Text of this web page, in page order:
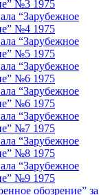
№3 1975
“Зарубежное
№4 1975
“Зарубежное
№5 1975
“Зарубежное
№6 1975
“Зарубежное
№6 1975
“Зарубежное
№7 1975
“Зарубежное
№8 1975
“Зарубежное
№9 1975
обозрение” за